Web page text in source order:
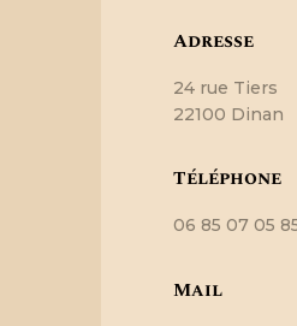
Adresse
24 rue Tiers
22100 Dinan
Téléphone
06 85 07 05
Mail